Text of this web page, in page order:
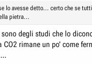
lo avesse detto... certo che se
pietra...
sono degli studi che lo
CO2 rimane un po' come